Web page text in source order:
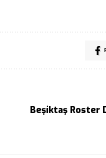
Beşiktaş Roster